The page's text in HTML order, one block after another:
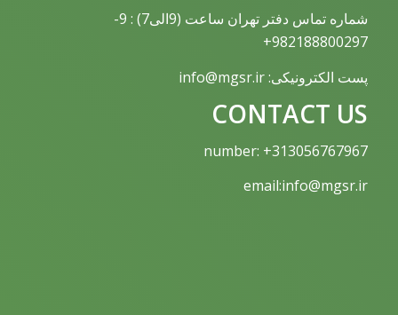
شماره تماس دفتر تهران ساعت (9الی7) : 9-
982188800297+
پست الکترونیکی: info@mgsr.ir
CONTACT US
number: +313056767967
email:info@mgsr.ir